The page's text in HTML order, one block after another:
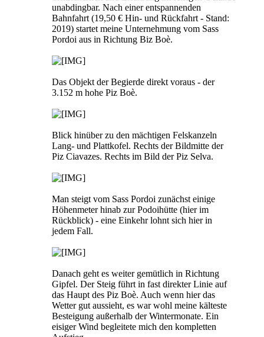
unabdingbar. Nach einer entspannenden
Bahnfahrt (19,50 € Hin- und Rückfahrt - Stand:
2019) startet meine Unternehmung vom Sass
Pordoi aus in Richtung Biz Boè.
Das Objekt der Begierde direkt voraus - der
3.152 m hohe Piz Boè.
Blick hinüber zu den mächtigen Felskanzeln
Lang- und Plattkofel. Rechts der Bildmitte der
Piz Ciavazes. Rechts im Bild der Piz Selva.
Man steigt vom Sass Pordoi zunächst einige
Höhenmeter hinab zur Podoihütte (hier im
Rückblick) - eine Einkehr lohnt sich hier in
jedem Fall.
Danach geht es weiter gemütlich in Richtung
Gipfel. Der Steig führt in fast direkter Linie auf
das Haupt des Piz Boè. Auch wenn hier das
Wetter gut aussieht, es war wohl meine kälteste
Besteigung außerhalb der Wintermonate. Ein
eisiger Wind begleitete mich den kompletten